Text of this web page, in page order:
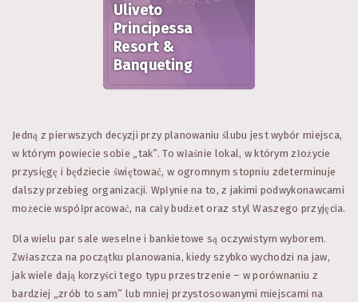
Uliveto
Principessa
Resort &
Banqueting
Jedną z pierwszych decyzji przy planowaniu ślubu jest wybór miejsca,
w którym powiecie sobie „tak”. To właśnie lokal, w którym złożycie
przysięgę i będziecie świętować, w ogromnym stopniu zdeterminuje
dalszy przebieg organizacji. Wpłynie na to, z jakimi podwykonawcami
możecie współpracować, na cały budżet oraz styl Waszego przyjęcia.
Dla wielu par sale weselne i bankietowe są oczywistym wyborem.
Zwłaszcza na początku planowania, kiedy szybko wychodzi na jaw,
jak wiele dają korzyści tego typu przestrzenie – w porównaniu z
bardziej „zrób to sam” lub mniej przystosowanymi miejscami na